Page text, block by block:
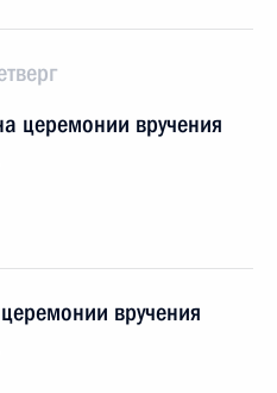
церемонии вручения
вручения